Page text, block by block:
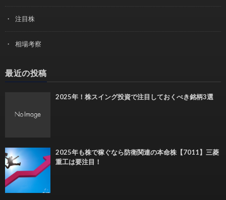
注目株
相場考察
最近の投稿
2025年！株スイング投資で注目しておくべき銘柄3選
2025年も株で稼ぐなら防衛関連の本命株【7011】三菱
重工は要注目！